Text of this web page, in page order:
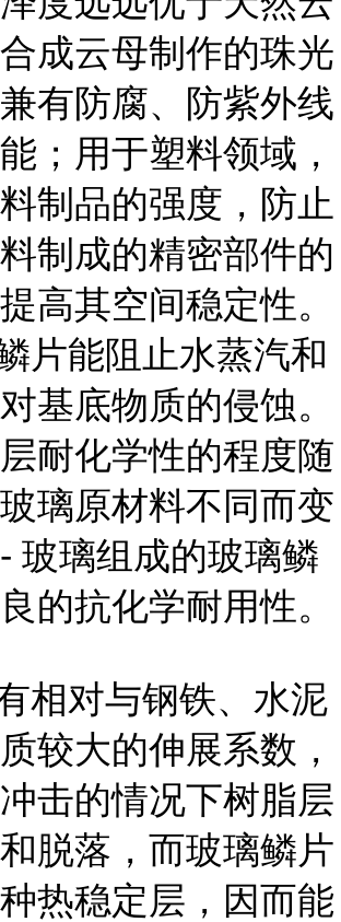
成云母制作的珠光
有防腐、防紫外线
；用于塑料领域，
制品的强度，防止
制成的精密部件的
高其空间稳定性。
片能阻止水蒸汽和
基底物质的侵蚀。
耐化学性的程度随
璃原材料不同而变
玻璃组成的玻璃鳞
的抗化学耐用性。
相对与钢铁、水泥
较大的伸展系数，
击的情况下树脂层
脱落，而玻璃鳞片
热稳定层，因而能